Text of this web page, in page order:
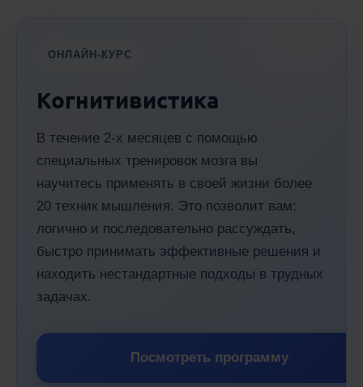
ОНЛАЙН-КУРС
Когнитивистика
В течение 2-х месяцев с помощью
специальных тренировок мозга вы
научитесь применять в своей жизни более
20 техник мышления. Это позволит вам:
логично и последовательно рассуждать,
быстро принимать эффективные решения и
находить нестандартные подходы в трудных
задачах.
Посмотреть программу